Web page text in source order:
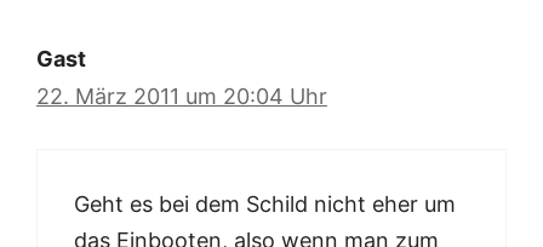
Gast
22. März 2011 um 20:04 Uhr
Geht es bei dem Schild nicht eher um
das Einbooten, also wenn man zum